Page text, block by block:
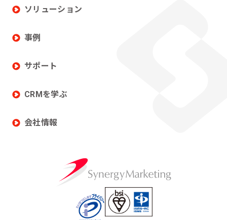
ソリューション
事例
サポート
CRMを学ぶ
会社情報